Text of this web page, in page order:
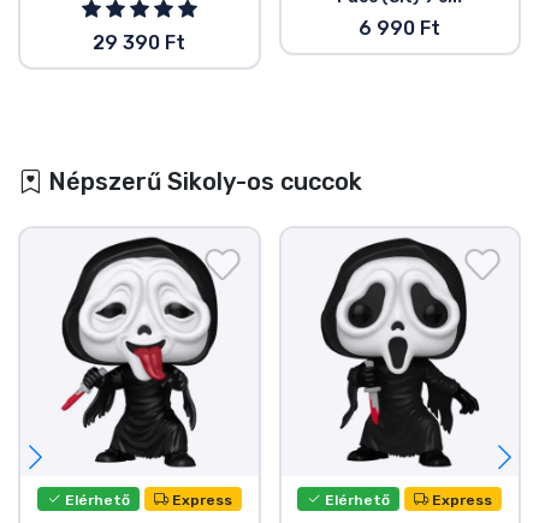
29 390 Ft
6 990 Ft
Népszerű Sikoly-os cuccok
Elérhető Express Elérhető Express